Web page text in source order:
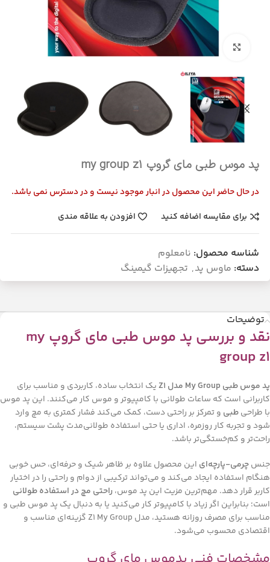
بزرگنمایی تصویر
پد موس طبی مای گروپ my group z1
در حال حاضر این محصول در انبار موجود نیست و در دسترس نمی باشد.
برای مقایسه اضافه کنید
افزودن به علاقه مندی
شناسه محصول: نامعلوم
دسته: ماوس پد, تجهیزات گیمینگ
توضیحات
نقد و بررسی پد موس طبی مای گروپ my
group z1
پد موس طبی My Group مدل Z1
یک انتخاب ساده، کاربردی و مناسب برای
کاربرانی است که ساعات طولانی با کامپیوتر و موس کار می‌کنند. این پد موس
با طراحیطبی و تمرکز بر راحتی دست، کمک می‌کند فشار کمتری به مچ وارد
شود و تجربه کار روزمره، اداری یا حتی استفاده طولانی‌مدت پشت سیستم،
راحت‌تر و کم‌خستگی‌تر باشد.
جنسچرمی-پارچه‌ای این محصول علاوه بر ظاهر شیک و حرفه‌ای، حس خوبی
هنگام استفاده ایجاد می‌کند و می‌تواند ترکیبی از دوام و راحتی را در اختیار
کاربر قرار دهد. مهم‌ترین مزیت این پد موس، راحتی مچ در استفاده طولانی
است؛ بنابراین اگر زیاد با کامپیوتر کار می‌کنید یا به دنبال یک پد موس طبی و
مناسب برای مصرف روزانه هستید، مدل Z1 My Group گزینه‌ای مناسب و
اقتصادی محسوب می‌شود.